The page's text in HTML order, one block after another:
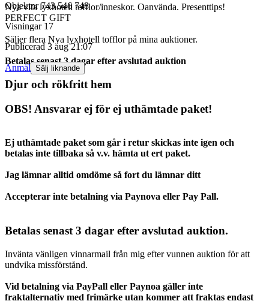
Nya vita lyxhotell tofflor/inneskor. Oanvända. Presenttips!
PERFECT GIFT
Säljer flera Nya lyxhotell tofflor på mina auktioner.
Betalas senast 3 dagar efter avslutad auktion
Djur och rökfritt hem
OBS! Ansvarar ej för ej uthämtade paket!
Ej uthämtade paket som går i retur skickas inte igen och
betalas inte tillbaka så v.v. hämta ut ert paket.
Jag lämnar alltid omdöme så fort du lämnar ditt
Accepterar inte betalning via Paynova eller Pay Pall.
Betalas senast 3 dagar efter avslutad auktion.
Invänta vänligen vinnarmail från mig efter vunnen auktion för att
undvika missförstånd.
Vid betalning via PayPall eller Paynoa gäller inte
fraktalternativ med frimärke utan kommer att fraktas endast
Objektnr 743 546 748
Visningar 17
Publicerad 3 aug 21:07
Anmäl Sälj liknande